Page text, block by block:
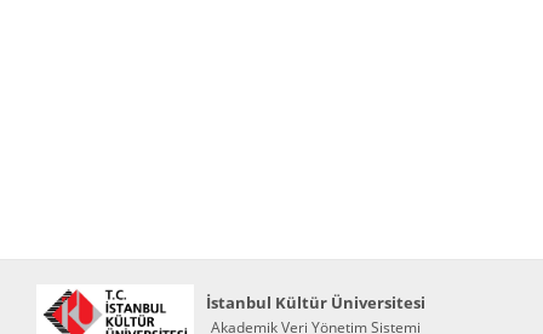
İstanbul Kültür Üniversitesi
Akademik Veri Yönetim Sistemi